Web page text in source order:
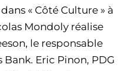
« Côté Culture » à
Mondoly réalise
le responsable
Eric Pinon, PDG